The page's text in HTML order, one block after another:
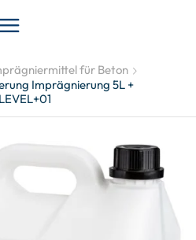
für Beton
Imprägnierung 5L +